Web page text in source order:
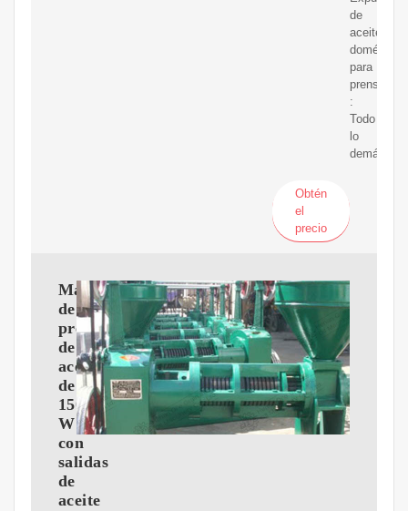
de
aceite
doméstico
para
prensar
:
Todo
lo
demás
Obtén
el
precio
Máquina
de
prensa
de
aceite
de
1500
W
con
salidas
de
aceite